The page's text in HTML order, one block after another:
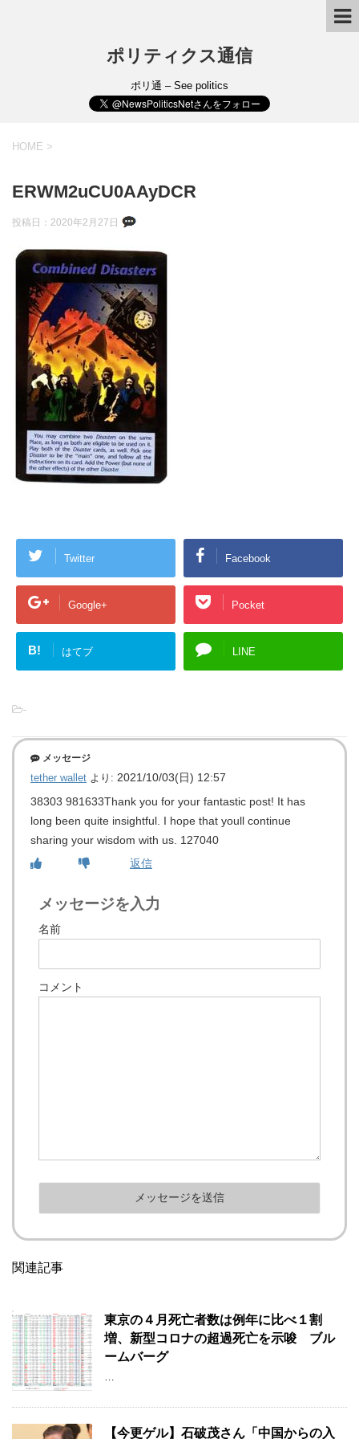
ポリティクス通信
ポリ通 – See politics
HOME >
ERWM2uCU0AAyDCR
投稿日： 2020年2月27日
Twitter Facebook
Google+ Pocket
B! はてブ LINE
-
メッセージ
tether wallet より: 2021/10/03(日) 12:57
38303 981633Thank you for your fantastic post! It has
long been quite insightful. I hope that youll continue
sharing your wisdom with us. 127040
返信
メッセージを入力
名前
コメント
関連記事
東京の４月死亡者数は例年に比べ１割
増、新型コロナの超過死亡を示唆 ブル
ームバーグ
…
【今更ゲル】石破茂さん「中国からの入